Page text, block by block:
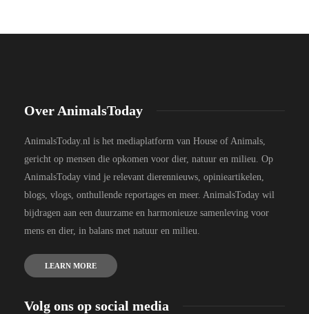
Over AnimalsToday
AnimalsToday.nl is het mediaplatform van House of Animals,
gericht op mensen die opkomen voor dier, natuur en milieu. Op
AnimalsToday vind je relevant dierennieuws, opinieartikelen,
blogs, vlogs, onthullende reportages en meer. AnimalsToday wil
bijdragen aan een duurzame en harmonieuze samenleving voor
mens en dier, in balans met natuur en milieu.
LEARN MORE
Volg ons op social media